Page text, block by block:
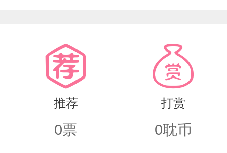
推荐
0票
打赏
0耽币